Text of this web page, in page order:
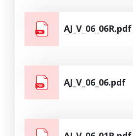
AJ_V_06_06R.pdf
AJ_V_06_06.pdf